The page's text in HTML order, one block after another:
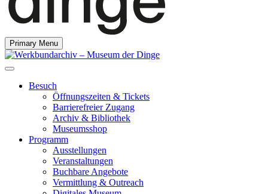
Primary Menu
Besuch
Öffnungszeiten & Tickets
Barrierefreier Zugang
Archiv & Bibliothek
Museumsshop
Programm
Ausstellungen
Veranstaltungen
Buchbare Angebote
Vermittlung & Outreach